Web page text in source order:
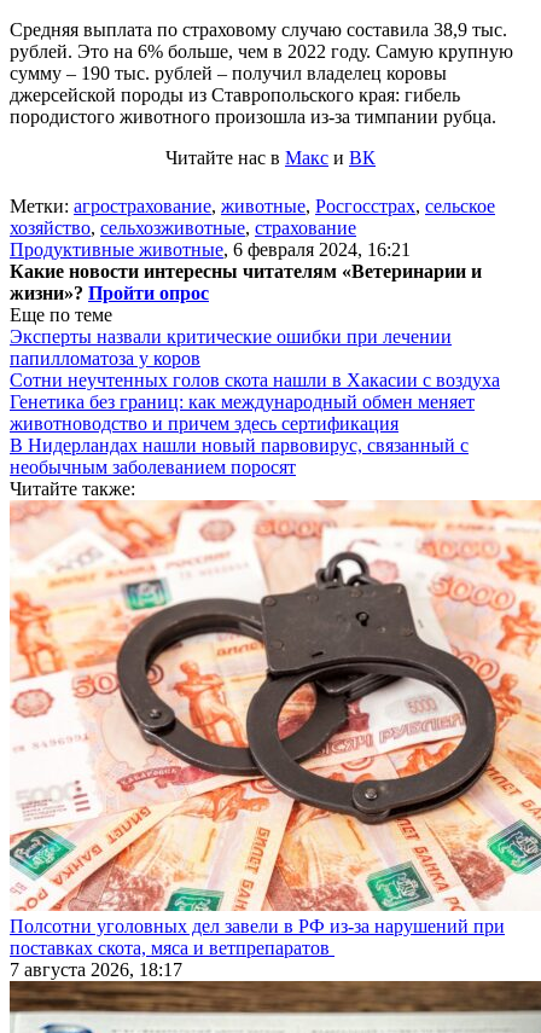
Средняя выплата по страховому случаю составила 38,9 тыс.
рублей. Это на 6% больше, чем в 2022 году. Самую крупную
сумму – 190 тыс. рублей – получил владелец коровы
джерсейской породы из Ставропольского края: гибель
породистого животного произошла из-за тимпании рубца.
Читайте нас в Макс и ВК
Метки: агрострахование, животные, Росгосстрах, сельское
хозяйство, сельхозживотные, страхование
Продуктивные животные, 6 февраля 2024, 16:21
Какие новости интересны читателям «Ветеринарии и
жизни»? Пройти опрос
Еще по теме
Эксперты назвали критические ошибки при лечении
папилломатоза у коров
Сотни неучтенных голов скота нашли в Хакасии с воздуха
Генетика без границ: как международный обмен меняет
животноводство и причем здесь сертификация
В Нидерландах нашли новый парвовирус, связанный с
необычным заболеванием поросят
Читайте также:
Полсотни уголовных дел завели в РФ из-за нарушений при
поставках скота, мяса и ветпрепаратов
7 августа 2026, 18:17